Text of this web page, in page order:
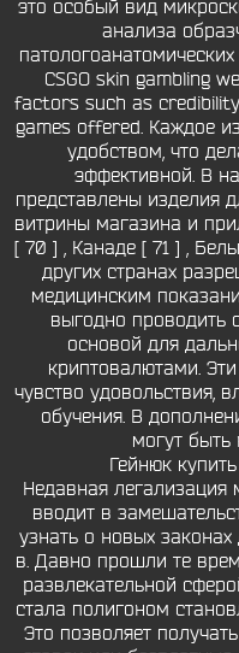
это особый вид
анализа
CSGO skin gambling
factors such as
games offered. Каждое
удобством, что
эффективной. В
представлены изделия
витрины магазина и
[ 70 ] , Канаде [ 71 ] ,
других странах
медицинским
выгодно проводить
основой для
криптовалютами.
чувство удовольствия,
обучения. В
могут
Гейнюк
Недавная легализация
вводит в
узнать о новых
в. Давно прошли те
развлекательной
стала полигоном
Это позволяет